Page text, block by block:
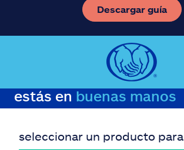
Descargar guía
estás en buenas manos
seleccionar un producto para